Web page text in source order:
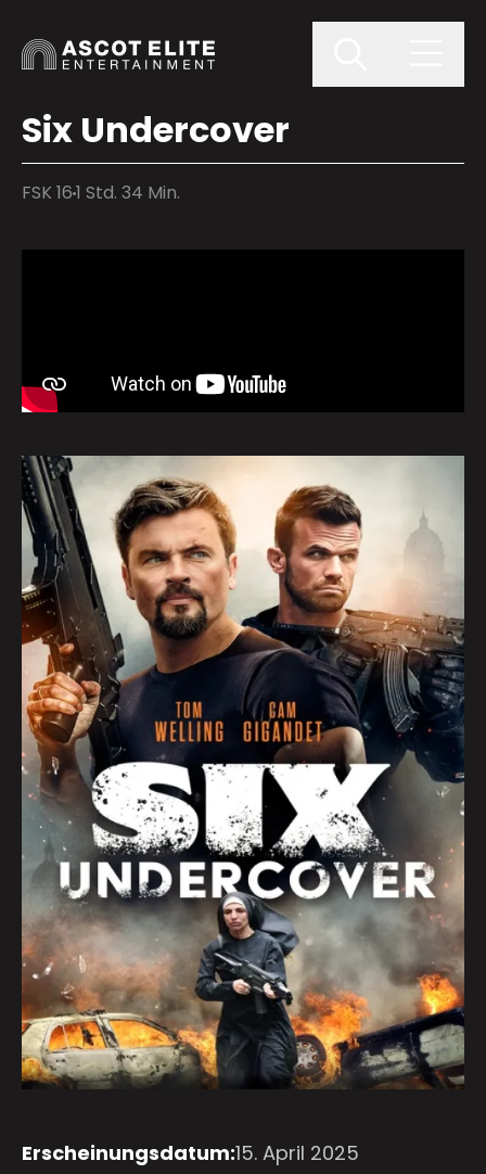
Six Undercover
FSK 161 Std. 34 Min.
Erscheinungsdatum:15. April 2025